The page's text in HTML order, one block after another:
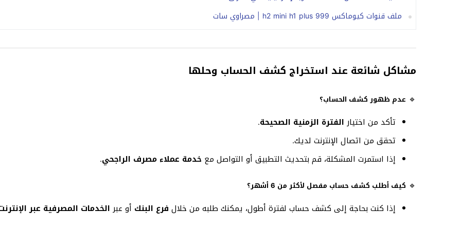
ملف قنوات كيوماكس 999 h2 mini h1 plus | مصراوي سات
مشاكل شائعة عند استخراج كشف الحساب وحلها
🔹 عدم ظهور كشف الحساب؟
تأكد من اختيار الفترة الزمنية الصحيحة.
تحقق من اتصال الإنترنت لديك.
إذا استمرت المشكلة، قم بتحديث التطبيق أو التواصل مع خدمة عملاء مصرف الراجحي.
🔹 كيف أطلب كشف حساب مفصل لأكثر من 6 أشهر؟
إذا كنت بحاجة إلى كشف حساب لفترة أطول، يمكنك طلبه من خلال فرع البنك أو عبر الخدمات المصرفية عبر